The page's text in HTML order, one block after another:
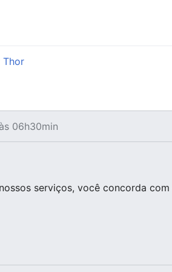
Thor
06h30min
serviços, você concorda